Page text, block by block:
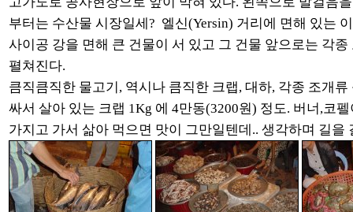
부터는 수산물 시장일세? 엘신(Yersin) 거리에 면해 있는
사이공 강을 면해 큰 건물이 서 있고 그 건물 앞으로는 각
펼쳐진다.
큼직큼직한 물고기, 역시나 큼직한 크랩, 대하, 각종 조개
싸서 살아 있는 크랩 1Kg 에 4만동(3200원) 정도. 버너,코
가지고 가서 삶아 먹으면 맛이 그만일텐데.. 생각하며 길을